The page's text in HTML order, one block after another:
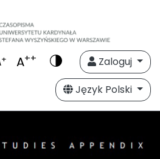
+ A++
Zaloguj
Język Polski